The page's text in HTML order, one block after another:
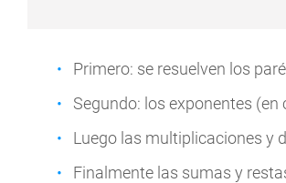
Primero: se resuelven los
Segundo: los exponentes (en
Luego las multiplicaciones y
Finalmente las sumas y